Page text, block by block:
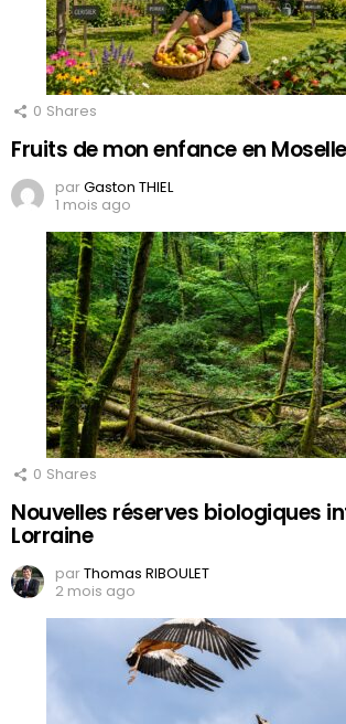
0 Shares
Fruits de mon enfance en
parGaston THIEL
1 mois ago
0 Shares
Nouvelles réserves biologiques
Lorraine
parThomas RIBOULET
2 mois ago